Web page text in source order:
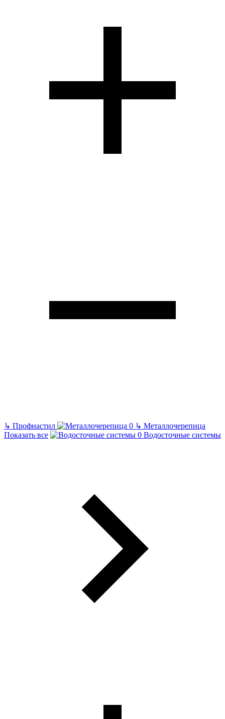
↳ Профнастил ↳ Металлочерепица
Показать все
Водосточные системы